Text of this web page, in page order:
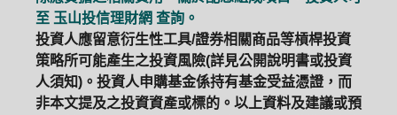
至 玉山投信理財網 查詢。
投資人應留意衍生性工具/證券相關商品等槓桿投資
策略所可能產生之投資風險(詳見公開說明書或投資
人須知)。投資人申購基金係持有基金受益憑證，而
非本文提及之投資資產或標的。以上資料及建議或預